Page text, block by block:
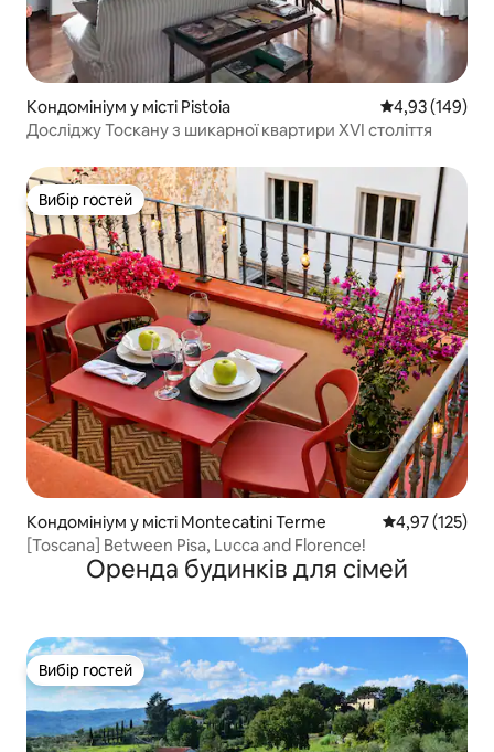
Кондомініум у місті Pistoia Середня
4,93 (149)
Досліджу Тоскану з шикарної квартири XVI століття
Вибір гостей
Вибір гостей
Кондомініум у місті Montecatini Terme Середня
4,97 (125)
[Toscana] Between Pisa, Lucca and Florence!
Оренда будинків для сімей
Вибір гостей
Вибір гостей